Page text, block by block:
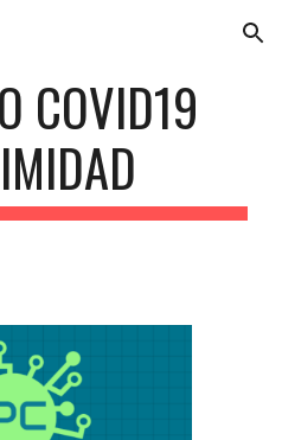
Skip to navigation
COVID19